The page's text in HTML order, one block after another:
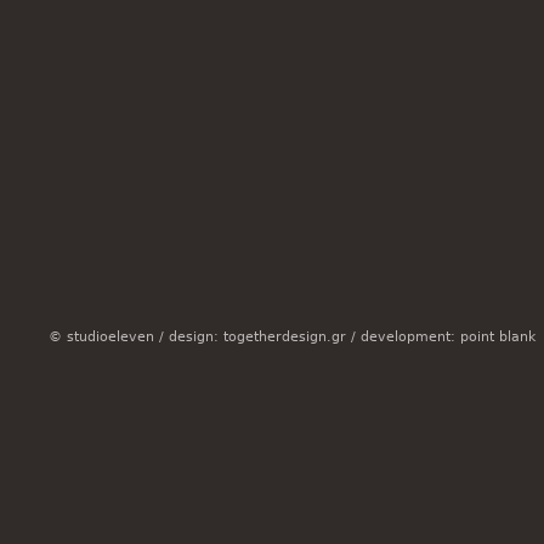
© studioeleven / design: togetherdesign.gr / development: point blank